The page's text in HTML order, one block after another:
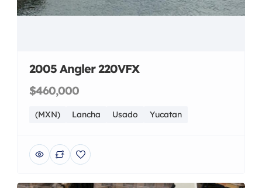
2005 Angler 220VFX
$460,000
(MXN) Lancha Usado Yucatan